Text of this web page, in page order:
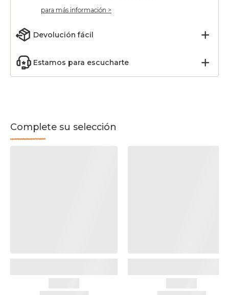
para más información >
Devolución fácil
Estamos para escucharte
Complete su selección